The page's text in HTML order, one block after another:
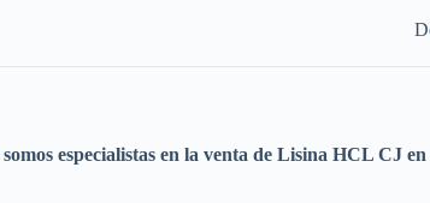
somos especialistas en la venta de Lisina HCL CJ